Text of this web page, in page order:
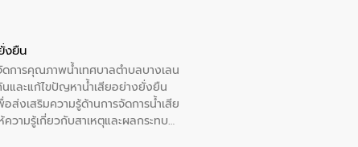
งยืน
การคุณภาพน้ำเทศบาลตำบลบางเลน
และแก้ไขปัญหาน้ำเสียอย่างยั่งยืน
ส่งเสริมความรู้ด้านการจัดการน้ำเสีย
วามรู้เกี่ยวกับสาเหตุและผลกระทบ
าลตำบลบางเลน จังหวัดนครปฐม